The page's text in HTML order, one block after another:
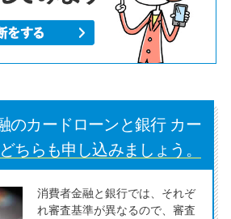
ドローン診断
ジ
ボ払いをそのまま払いきると
のカードローンと銀行 カー
どちらも申し込みましょう。
消費者金融と銀行では、それぞ
れ審査基準が異なるので、審査